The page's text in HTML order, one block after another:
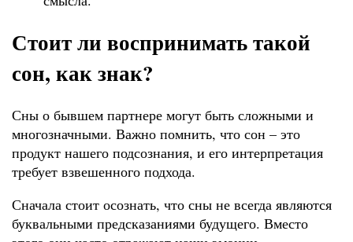
Стоит ли воспринимать такой
сон, как знак?
Сны о бывшем партнере могут быть сложными и
многозначными. Важно помнить, что сон – это
продукт нашего подсознания, и его интерпретация
требует взвешенного подхода.
Сначала стоит осознать, что сны не всегда являются
буквальными предсказаниями будущего. Вместо